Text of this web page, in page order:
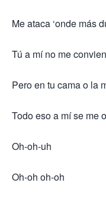
Me ataca ‘onde más
Tú a mí no me
Pero en tu cama o la
Todo eso a mí se me
Oh-oh-uh
Oh-oh oh-oh